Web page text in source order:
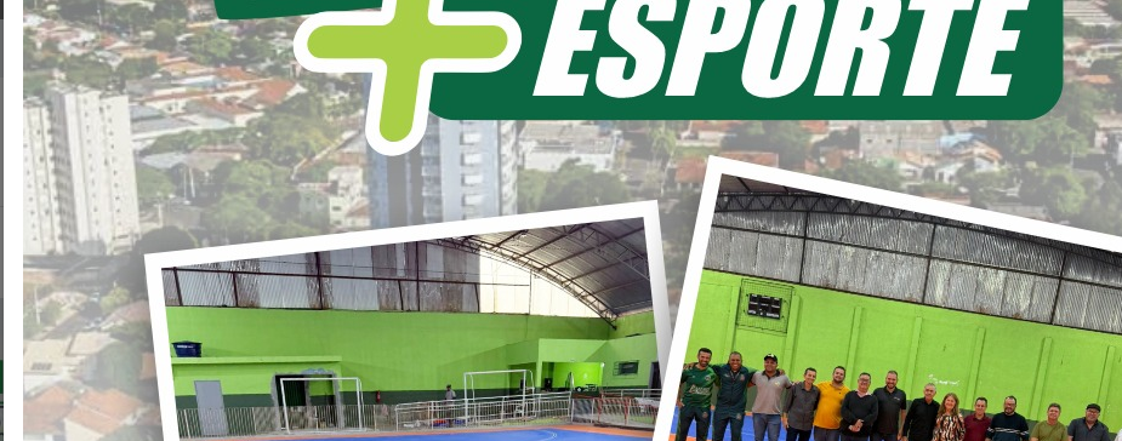
Vacinação contra a Gripe - 2021.
Para minimizar as complicações
decorrentes das infecções causadas pelo
vírus da gripe, principalmente no inverno,
LEIA MAIS
11/06/2026 20:00
Secretaria de Planejamento – SEPL
Pavimentação da Estrada do Baú
avança com mais 3,6 km de asfalto
rural